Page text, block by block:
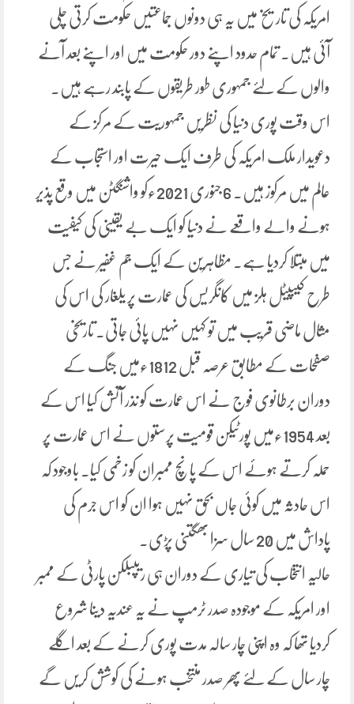
امریکہ کی تاریخ میں یہ ہی دونوں جماعتیں حکومت کرتی چلی
آئی ہیں۔ تمام حدود اپنے دور حکومت میں اور اپنے بعد آنے
والوں کے لئے جمہوری طور طریقوں کے پابند رہے ہیں۔
اس وقت پوری دنیا کی نظریں جمہوریت کے مرکز کے
دعویدار ملک امریکہ کی طرف ایک حیرت اور استجاب کے
عالم میں مرکوز ہیں۔ 6 جنوری 2021ءکو واشنگٹن میں وقع پذیر
ہونے والے واقعے نے دنیا کو ایک بے یقینی کی کیفیت
میں مبتلا کردیا ہے۔ مظاہرین کے ایک جم غفیر نے جس
طرح کیپیٹل ہلز میں کانگریس کی عمارت پر یلغار کی اس کی
مثال ماضی قریب میں تو کہیں نہیں پائی جاتی۔ تاریخی
صفحات کے مطابق عرصہ قبل 1812ءمیں جنگ کے
دوران برطانوی فوج نے اس عمارت کو نذر آتش کیا اس کے
بعد 1954ءمیں پورٹیکن قومیت پرستوں نے اس عمارت پر
حملہ کرتے ہوئے اس کے پانچ ممبران کو زخمی کیا۔ باوجود کہ
اس حادثہ میں کوئی جاں بحق نہیں ہوا ان کو اس جرم کی
پاداش میں 20 سال سزا بھگتنی پڑی۔
حالیہ انتخاب کی تیاری کے دوران ہی ریپبلکن پارٹی کے ممبر
اور امریکہ کے موجودہ صدر ٹرمپ نے یہ عندیہ دینا شروع
کردیا تھا کہ وہ اپنی چار سالہ مدت پوری کرنے کے بعد اگلے
چار سال کے لئے پھر صدر منتخب ہونے کی کوشش کریں گے